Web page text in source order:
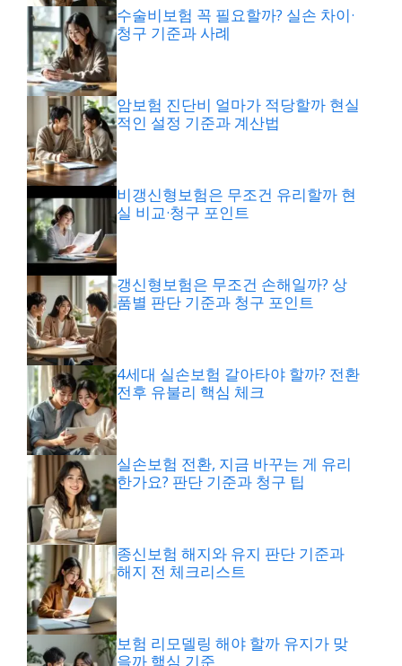
수술비보험 꼭 필요할까? 실손 차이·
청구 기준과 사례
암보험 진단비 얼마가 적당할까 현실
적인 설정 기준과 계산법
비갱신형보험은 무조건 유리할까 현
실 비교·청구 포인트
갱신형보험은 무조건 손해일까? 상
품별 판단 기준과 청구 포인트
4세대 실손보험 갈아타야 할까? 전환
전후 유불리 핵심 체크
실손보험 전환, 지금 바꾸는 게 유리
한가요? 판단 기준과 청구 팁
종신보험 해지와 유지 판단 기준과
해지 전 체크리스트
보험 리모델링 해야 할까 유지가 맞
을까 핵심 기준